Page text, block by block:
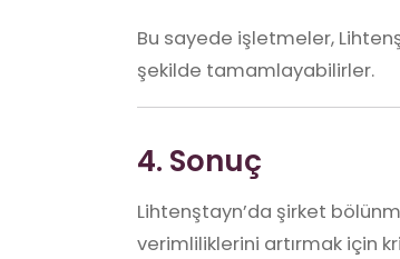
Bu sayede işletmeler,
şekilde tamamlayabilirler.
4. Sonuç
Lihtenştayn’da şirket
verimliliklerini artırmak için